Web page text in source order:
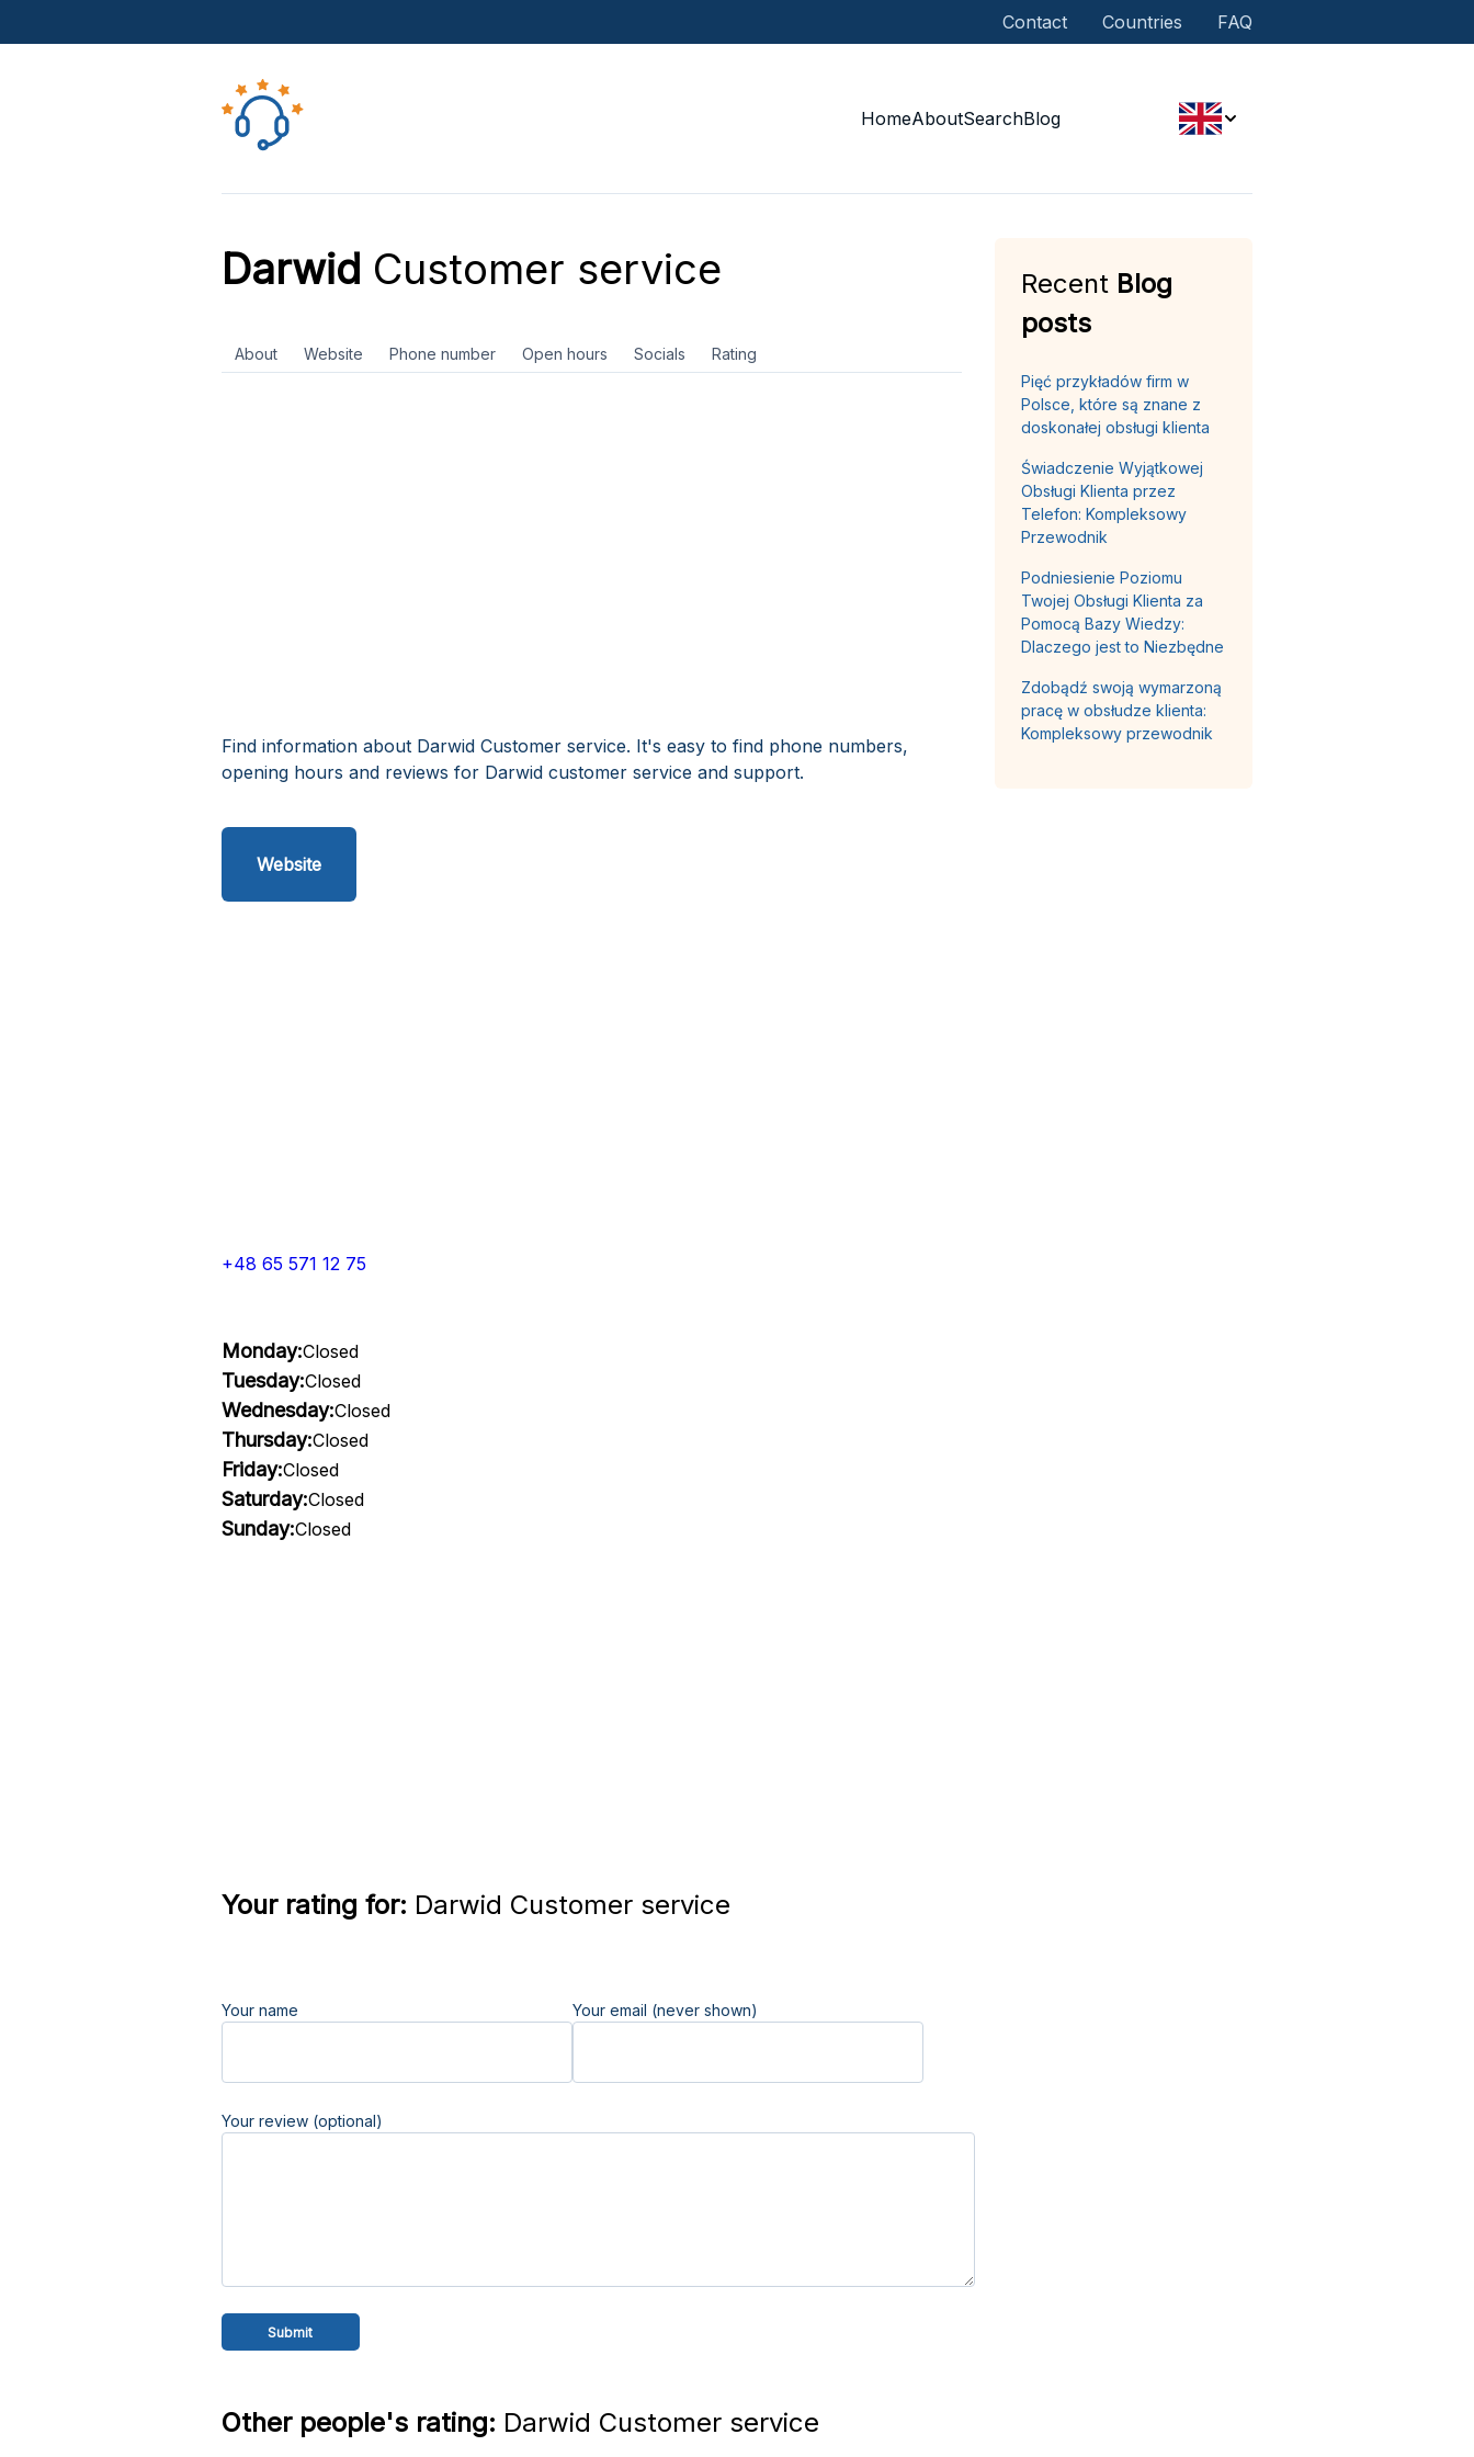
Contact Countries FAQ
HomeAboutSearchBlog
Darwid Customer service
About Website Phone number Open hours Socials Rating
Find information about Darwid Customer service. It's easy to find phone numbers,
opening hours and reviews for Darwid customer service and support.
Website
+48 65 571 12 75
Monday:Closed
Tuesday:Closed
Wednesday:Closed
Thursday:Closed
Friday:Closed
Saturday:Closed
Sunday:Closed
Your rating for: Darwid Customer service
Your name Your email (never shown)
Your review (optional)
Other people's rating: Darwid Customer service
Recent Blog
posts
Pięć przykładów firm w
Polsce, które są znane z
doskonałej obsługi klienta
Świadczenie Wyjątkowej
Obsługi Klienta przez
Telefon: Kompleksowy
Przewodnik
Podniesienie Poziomu
Twojej Obsługi Klienta za
Pomocą Bazy Wiedzy:
Dlaczego jest to Niezbędne
Zdobądź swoją wymarzoną
pracę w obsłudze klienta:
Kompleksowy przewodnik